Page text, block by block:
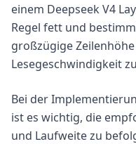
einem Deepseek V4
Regel fett und
großzügige
Lesegeschwindigkeit
Bei der
ist es wichtig, die
und Laufweite zu